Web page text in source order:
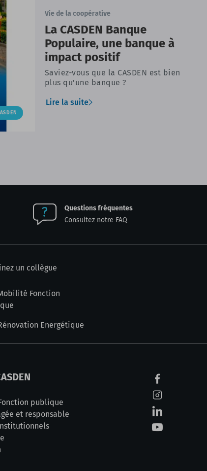
Vie de la coopérative
La CASDEN Banque
Populaire, une banque à
impact positif
Saviez-vous que la CASDEN est bien
plus qu'une banque ?
Lire la suite
Questions fréquentes
Consultez notre FAQ
un collègue
Fonction
Energétique
publique
et responsable